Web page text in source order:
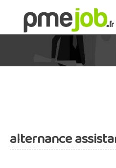
alternance